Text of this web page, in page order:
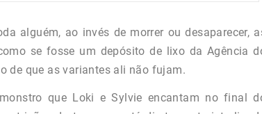
alguém, ao invés de morrer ou desaparecer,
se fosse um depósito de lixo da Agência
de que as variantes ali não fujam.
que Loki e Sylvie encantam no final